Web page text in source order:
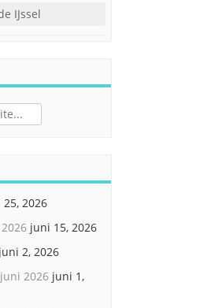
IJssel
2026
juni 15, 2026
juni 2, 2026
2026 juni 1,